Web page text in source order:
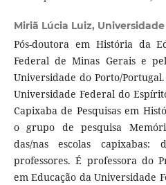
Miriã Lúcia Luiz,
Pós-doutora em História da
Federal de Minas Gerais e
Universidade do Porto/
Universidade Federal do
Capixaba de Pesquisas em
o grupo de pesquisa
das/nas escolas capixabas:
professores. É professora do
em Educação da Universidade